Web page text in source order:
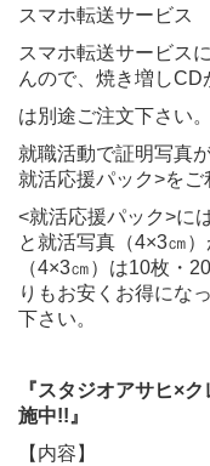
スマホ転送サービス
スマホ転送サービス
んので、焼き増しCD
は別途ご注文下さい。
就職活動で証明写真
就活応援パック>をご
<就活応援パック>に
と就活写真（4×3㎝
（4×3㎝）は10枚・
りもお安くお得にな
下さい。
『スタジオアサヒ×
施中!!』
【内容】